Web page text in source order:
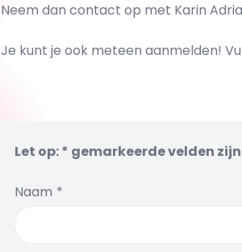
Neem dan contact op met Karin
Je kunt je ook meteen aanmelden!
Let op: * gemarkeerde velden
Naam